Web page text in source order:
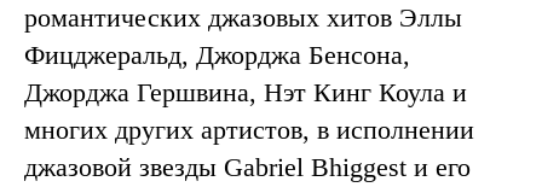
романтических джазовых хитов Эллы
Фицджеральд, Джорджа Бенсона,
Джорджа Гершвина, Нэт Кинг Коула и
многих других артистов, в исполнении
джазовой звезды Gabriel Bhiggest и его